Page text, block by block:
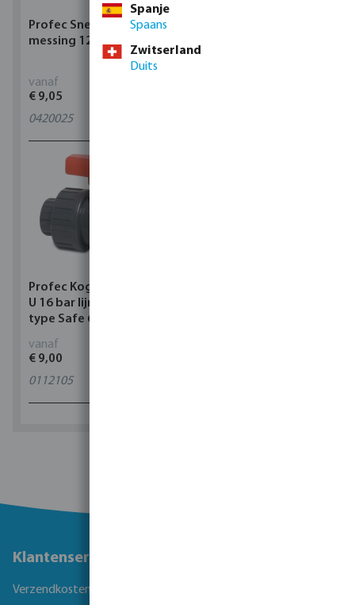
Profec Snelkoppeling
messing 12 bar slangtule
vanaf
€ 9,05
0420025
Profec Kogelkraan PVC-
U 16 bar lijmmof grijs
type Safe 600
vanaf
€ 9,00
0112105
Klantenservice
Verzendkosten
Spanje
Spaans
Zwitserland
Duits